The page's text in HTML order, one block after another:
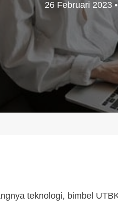
26 Februari 2023 •
teknologi, bimbel